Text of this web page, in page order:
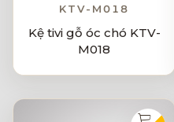
KTV-M018
Kệ tivi gỗ óc chó KTV-
M018